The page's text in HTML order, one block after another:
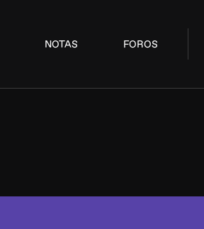
NOTAS FOROS